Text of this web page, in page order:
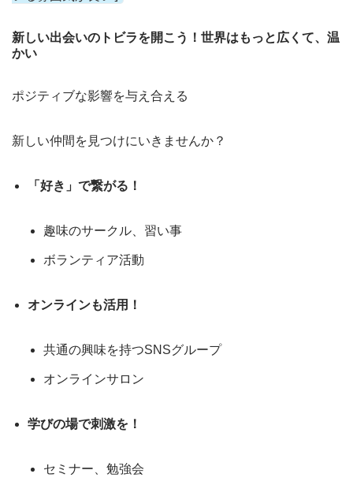
新しい出会いのトビラを開こう！世界はもっと広くて、温
かい
ポジティブな影響を与え合える
新しい仲間を見つけにいきませんか？
「好き」で繋がる！
趣味のサークル、習い事
ボランティア活動
オンラインも活用！
共通の興味を持つSNSグループ
オンラインサロン
学びの場で刺激を！
セミナー、勉強会